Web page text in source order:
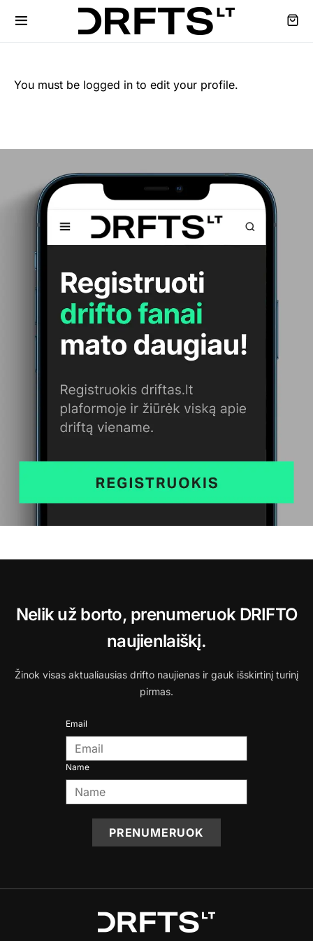
You must be logged in to edit your profile.
Nelik už borto, prenumeruok DRIFTO
naujienlaiškį.
Žinok visas aktualiausias drifto naujienas ir gauk išskirtinį turinį
pirmas.
Email
Name
PRENUMERUOK